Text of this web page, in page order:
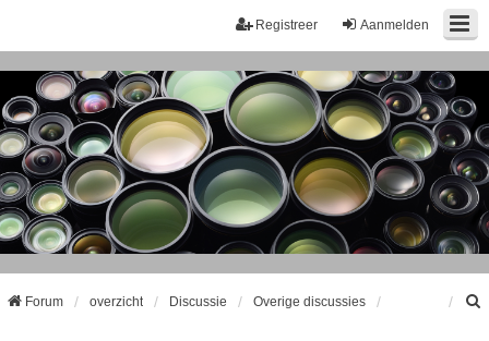
Aanmelden
Registreer
Forum overzicht Discussie Overige discussies